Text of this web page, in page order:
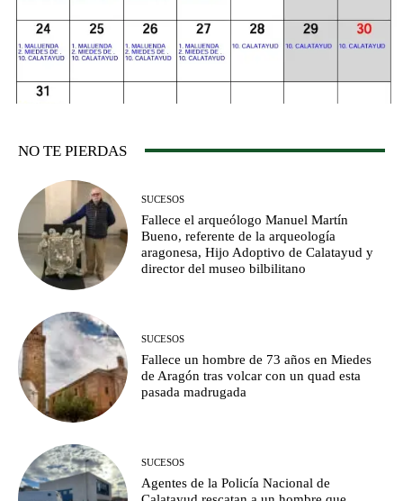
NO TE PIERDAS
SUCESOS
Fallece el arqueólogo Manuel Martín
Bueno, referente de la arqueología
aragonesa, Hijo Adoptivo de Calatayud y
director del museo bilbilitano
SUCESOS
Fallece un hombre de 73 años en Miedes
de Aragón tras volcar con un quad esta
pasada madrugada
SUCESOS
Agentes de la Policía Nacional de